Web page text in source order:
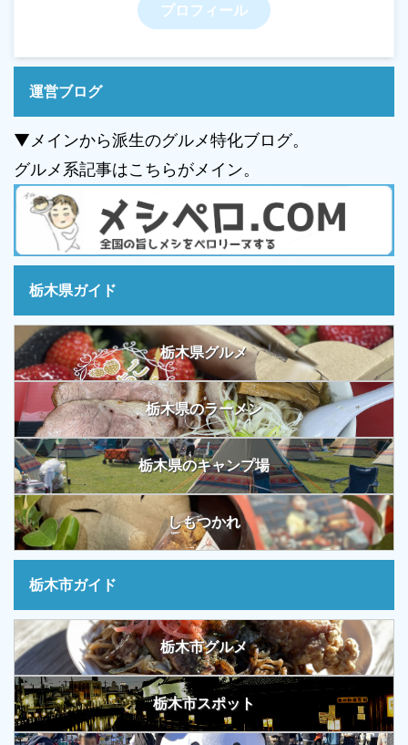
プロフィール
運営ブログ
▼メインから派生のグルメ特化ブログ。
グルメ系記事はこちらがメイン。
栃木県ガイド
栃木県グルメ
栃木県のラーメン
栃木県のキャンプ場
しもつかれ
栃木市ガイド
栃木市グルメ
栃木市スポット